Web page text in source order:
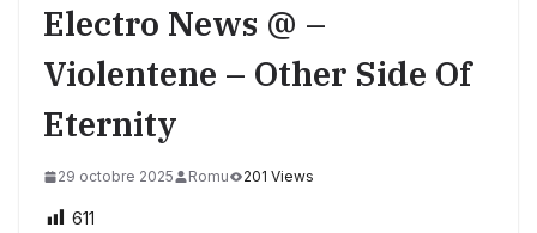
Electro News @ –
Violentene – Other Side Of
Eternity
29 octobre 2025 Romu 201 Views
611